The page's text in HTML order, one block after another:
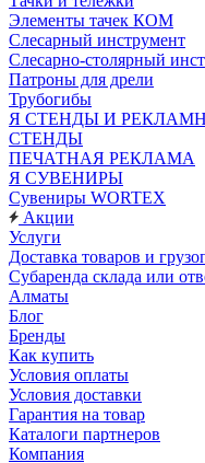
Элементы тачек КОМ
Слесарный инструмент
Слесарно-столярный
Патроны для дрели
Трубогибы
Я СТЕНДЫ И
СТЕНДЫ
ПЕЧАТНАЯ РЕКЛАМА
Я СУВЕНИРЫ
Сувениры WORTEX
Акции
Услуги
Доставка товаров и
Субаренда склада или
Алматы
Блог
Бренды
Как купить
Условия оплаты
Условия доставки
Гарантия на товар
Каталоги партнеров
Компания